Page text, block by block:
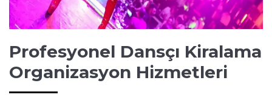
Profesyonel Dansçı Kiralama
Organizasyon Hizmetleri